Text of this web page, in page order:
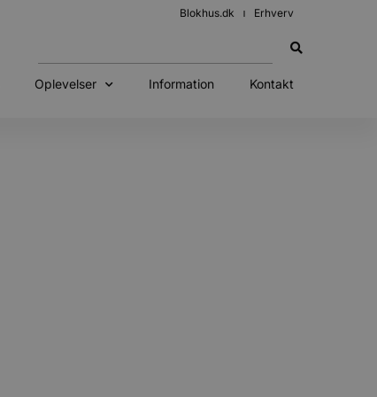
Blokhus.dk Erhverv
Oplevelser Information Kontakt